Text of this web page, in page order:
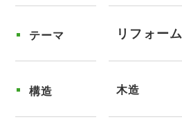
テーマ リフォーム
構造 木造